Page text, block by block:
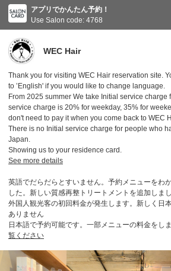
アプリでかんたん予約！
Use Salon code: 4768
WEC Hair
Thank you for visiting WEC Hair reservation site.
to ’English' if you would like to change language.
From 2025 summer We take Initial service charge
service charge is 20% for weekday, 35% for
don't need to pay it when you come back to WEC
There is no Initial service charge for people who
Japan.
Showing us to your residence card.
See more details
英語でだらだらとすいません。予約メニューをわ
した。新しい質感再整トリートメントを追加しまし
外国人観光客の初回料金が発生します。新しく日
ありません
日本語で予約可能です。一部メニューの料金をし
覧ください